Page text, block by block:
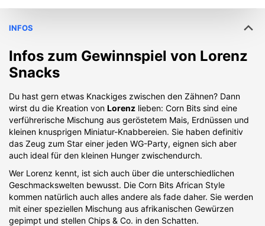
INFOS
Infos zum Gewinnspiel von Lorenz
Snacks
Du hast gern etwas Knackiges zwischen den Zähnen? Dann
wirst du die Kreation von Lorenz lieben: Corn Bits sind eine
verführerische Mischung aus geröstetem Mais, Erdnüssen und
kleinen knusprigen Miniatur-Knabbereien. Sie haben definitiv
das Zeug zum Star einer jeden WG-Party, eignen sich aber
auch ideal für den kleinen Hunger zwischendurch.
Wer Lorenz kennt, ist sich auch über die unterschiedlichen
Geschmackswelten bewusst. Die Corn Bits African Style
kommen natürlich auch alles andere als fade daher. Sie werden
mit einer speziellen Mischung aus afrikanischen Gewürzen
gepimpt und stellen Chips & Co. in den Schatten.